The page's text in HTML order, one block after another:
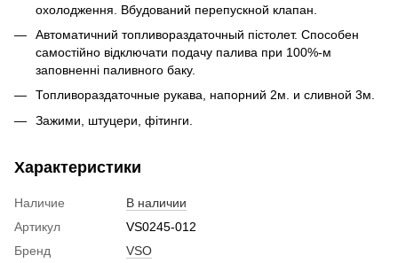
охолодження. Вбудований перепускной клапан.
Автоматичний топливораздаточный пістолет. Способен
самостійно відключати подачу палива при 100%-м
заповненні паливного баку.
Топливораздаточные рукава, напорний 2м. и сливной 3м.
Зажими, штуцери, фітинги.
Характеристики
Наличие
В наличии
Артикул
VS0245-012
Бренд
VSO